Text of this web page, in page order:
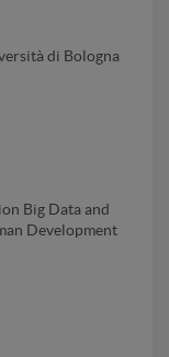
di Bologna
Big Data and
Development